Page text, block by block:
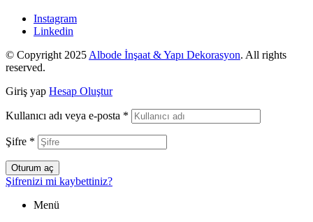
Instagram
Linkedin
© Copyright 2025 Albode İnşaat & Yapı Dekorasyon. All rights
reserved.
Giriş yap Hesap Oluştur
Kullanıcı adı veya e-posta *
Şifre *
Oturum aç
Şifrenizi mi kaybettiniz?
Menü